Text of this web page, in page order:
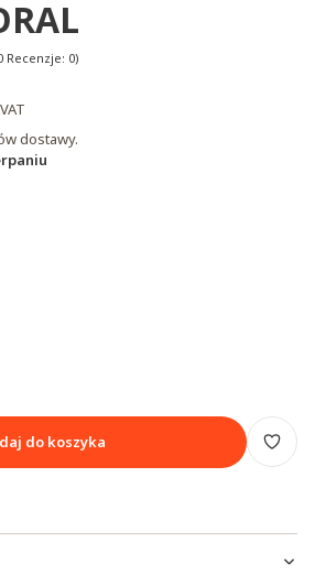
Recenzje: 0)
VAT
dostawy.
do koszyka